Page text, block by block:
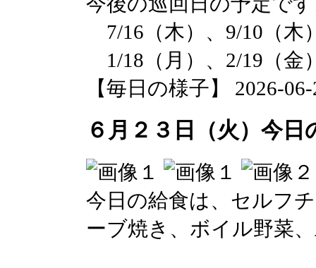
7/16（木）、9/10（木
1/18（月）、2/19（金
【毎日の様子】 2026-
６月２３日（火）今日
今日の給食は、セルフ
ーブ焼き、ボイル野菜